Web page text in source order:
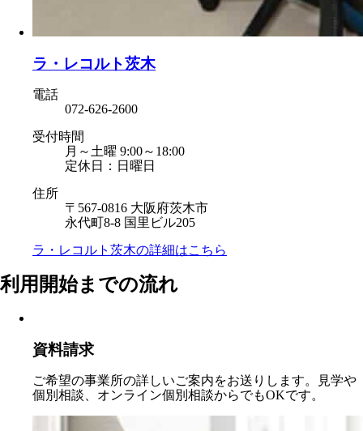
ラ・レコルト茨木
電話
072-626-2600
受付時間
月～土曜 9:00～18:00
定休日：日曜日
住所
〒567-0816 大阪府茨木市
永代町8-8 国里ビル205
ラ・レコルト茨木の詳細はこちら
利用開始までの流れ
資料請求
ご希望の事業所の詳しいご案内をお送りします。見学や
個別相談、オンライン個別相談からでもOKです。